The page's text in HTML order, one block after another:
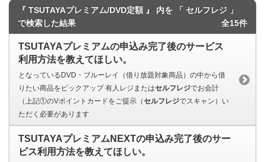
『 TSUTAYAプレミアム/DVD定額 』 内を 「 セルフレジ 」
で検索した結果
全15件
TSUTAYAプレミアムの申込み完了後のサービス
利用方法を教えてほしい。
となっているDVD・ブルーレイ（借り放題対象商品）の中から借
りたい商品をピックアップ 有人レジまたはセルフレジでお会計
（上記①のVポイントカードをご提示（セルフレジでスキャン）い
ただく必要があります
TSUTAYAプレミアムNEXTの申込み完了後のサー
ビス利用方法を教えてほしい。